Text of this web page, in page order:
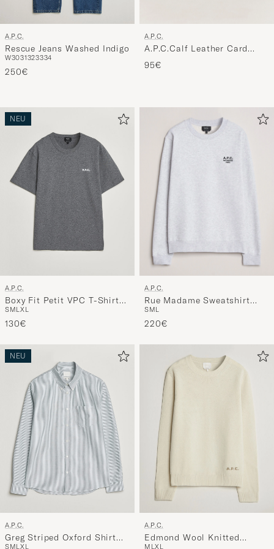
A.P.C.
Rescue Jeans Washed Indigo
W3031323334
250€
A.P.C.
A.P.C.Calf Leather Card
HolderBlack
95€
NEU
A.P.C.
Boxy Fit Petit VPC T-Shirt
Heathered Anthracite
SMLXL
130€
A.P.C.
Rue Madame Sweatshirt
Heather Grey/Black
SML
220€
NEU
A.P.C.
Greg Striped Oxford Shirt
SMLXL
A.P.C.
Edmond Wool Knitted
M LXL